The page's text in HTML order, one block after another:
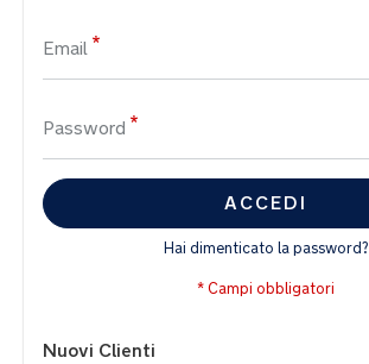
Email
Password
ACCEDI
Hai dimenticato la password?
Nuovi Clienti